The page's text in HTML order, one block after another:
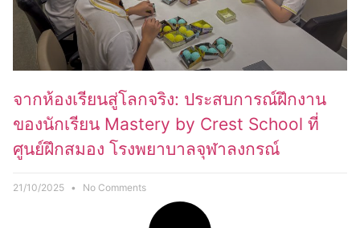
จากห้องเรียนสู่โลกจริง: ประสบการณ์ฝึกงาน
ของนักเรียน Mastery by Crest School ที่
ศูนย์ฝึกสมอง โรงพยาบาลจุฬาลงกรณ์
21/10/2025 No Comments